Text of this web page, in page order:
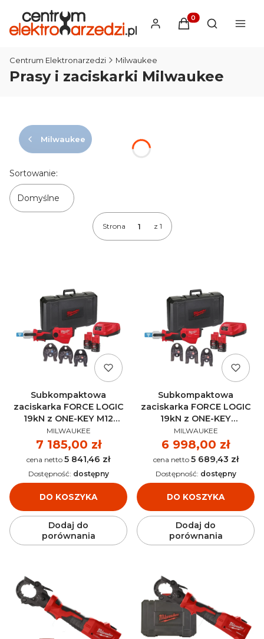
Produkty w
Otwórz
Centrum Elektronarzedzi Milwaukee
Prasy i zaciskarki Milwaukee
Milwaukee
Lista produktów
Sortowanie:
Domyślne
Strona z 1
Subkompaktowa
zaciskarka FORCE LOGIC
19kN z ONE-KEY M12
ONEHPT-202C V-Set 2
AKU 12V - 4933481035
PRODUCENT
MILWAUKEE
Cena
7 185,00 zł
Cena 5 841,46 zł
DO KOSZYKA
Dostępność: dostępny
Dodaj do
porównania
Subkompaktowa
zaciskarka FORCE LOGIC
19kN z ONE-KEY
Milwaukee M12 ONEHPT-
202C TH-Set AKU 12V -
4933481036
PRODUCENT
MILWAUKEE
Cena
6 998,00 zł
Cena 5 689,43 zł
DO KOSZYKA
Dostępność: dostępny
Dodaj do
porównania